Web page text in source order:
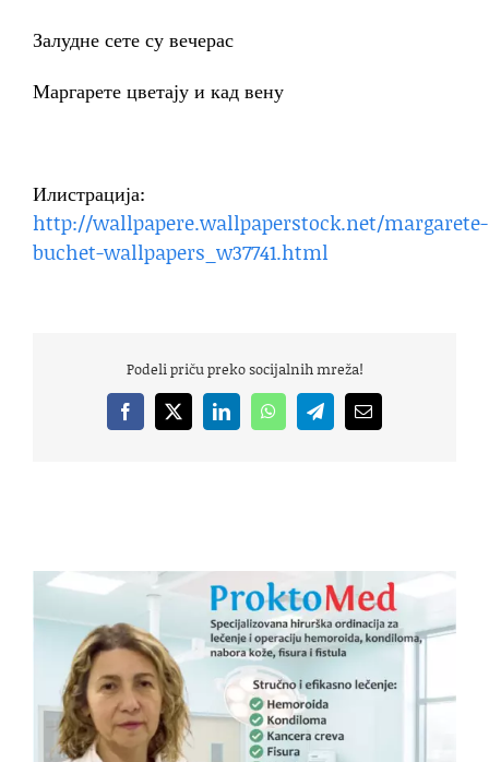
Залудне сете су вечерас
Маргарете цветају и кад вену
Илистрација:
http://wallpapere.wallpaperstock.net/margarete-
buchet-wallpapers_w37741.html
Podeli priču preko socijalnih mreža!
Facebook
X LinkedInWhatsAppTelegramEmail